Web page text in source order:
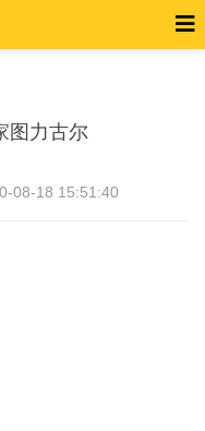
图力古尔
08-18 15:51:40